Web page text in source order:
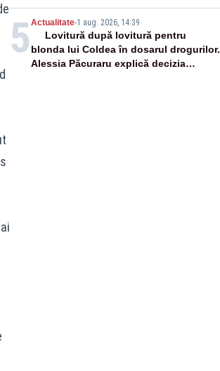
5 Actualitate-1 aug. 2026, 14:39
Lovitură după lovitură pentru
blonda lui Coldea în dosarul drogurilor.
Alessia Păcuraru explică decizia